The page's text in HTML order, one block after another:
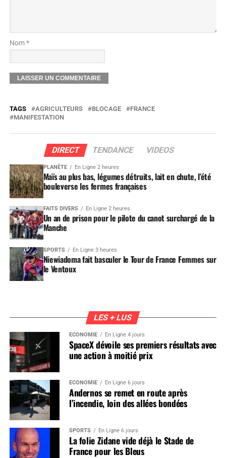
Nom *
TAGS AGRICULTEURS BLOCAGE
FRANCE
MANIFESTATION
DIRECT TENDANCE VIDEOS
PLANÈTE En Ligne 2 heures
Maïs au plus bas, légumes détruits, lait en chute, l’été
bouleverse les fermes françaises
FAITS DIVERS En Ligne 2 heures
Un an de prison pour le pilote du canot surchargé de la
Manche
SPORTS En Ligne 3 heures
Niewiadoma fait basculer le Tour de France Femmes sur
le Ventoux
LES + LUS
ÉCONOMIE En Ligne 4 jours
SpaceX dévoile ses premiers résultats avec
une action à moitié prix
ÉCONOMIE En Ligne 6 jours
Andernos se remet en route après
l’incendie, loin des allées bondées
SPORTS En Ligne 6 jours
La folie Zidane vide déjà le Stade de
France pour les Bleus